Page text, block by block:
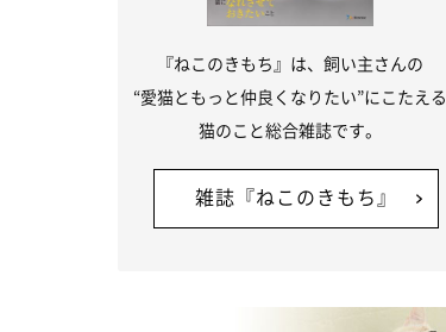
『ねこのきもち』は、飼い主さんの
“愛猫ともっと仲良くなりたい”にこたえる
猫のこと総合雑誌です。
雑誌『ねこのきもち』